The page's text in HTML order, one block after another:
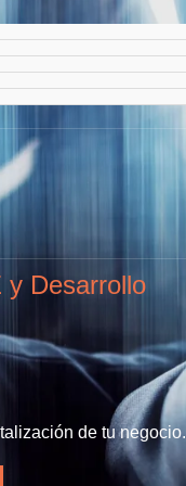
y Desarrollo
de tu negocio.